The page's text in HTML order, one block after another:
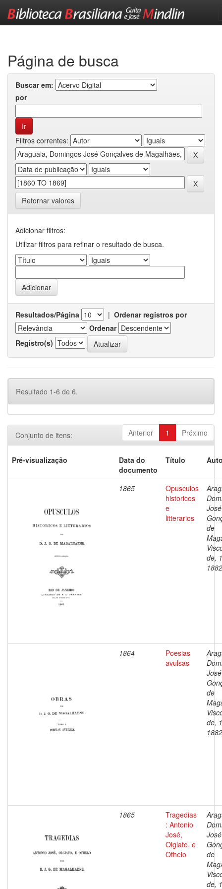
Página de busca
Buscar em:
por
Filtros correntes:
Retornar valores
Adicionar filtros:
Utilizar filtros para refinar o resultado de busca.
Resultados/Página | Ordenar registros por
Ordenar
Registro(s)
Resultado 1-6 de 6.
Anterior 1 Próximo
Conjunto de itens:
Pré-visualização
Data do
documento
Título
1865
Opusculos
historicos
e
litterarios
José
de
de,
1882
1864
Poesias
avulsas
José
de
de,
1882
1865
Tragedias
: Antonio
José,
Olgiato, e
Othelo
José
de
de,